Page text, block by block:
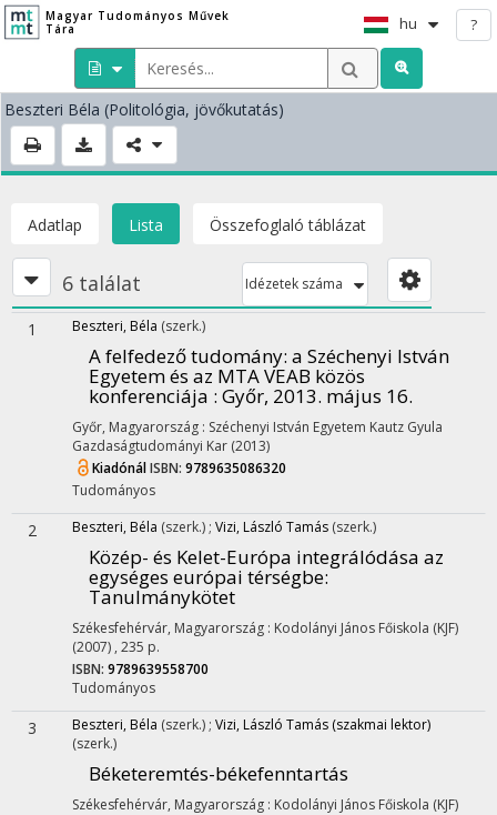
Magyar Tudományos Művek
Tára
hu ?
Beszteri Béla (Politológia, jövőkutatás)
Adatlap Lista Összefoglaló táblázat
6 találat Idézetek száma
1 Beszteri, Béla (szerk.)
A felfedező tudomány: a Széchenyi István
Egyetem és az MTA VEAB közös
konferenciája : Győr, 2013. május 16.
Győr, Magyarország : Széchenyi István Egyetem Kautz Gyula
Gazdaságtudományi Kar (2013)
KiadónálISBN: 9789635086320
Tudományos
2 Beszteri, Béla (szerk.) ; Vizi, László Tamás (szerk.)
Közép- és Kelet-Európa integrálódása az
egységes európai térségbe:
Tanulmánykötet
Székesfehérvár, Magyarország : Kodolányi János Főiskola (KJF)
(2007) , 235 p.
ISBN: 9789639558700
Tudományos
3 Beszteri, Béla (szerk.) ; Vizi, László Tamás (szakmai lektor)
(szerk.)
Béketeremtés-békefenntartás
Székesfehérvár, Magyarország : Kodolányi János Főiskola (KJF)